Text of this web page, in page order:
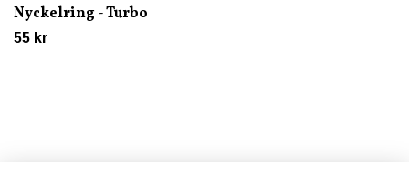
Nyckelring - Turbo
55 kr